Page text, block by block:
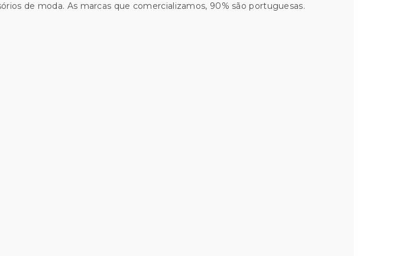
de moda. As marcas que comercializamos, 90% são portuguesas.